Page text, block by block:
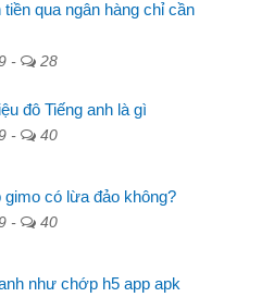
tiền qua ngân hàng chỉ cần
- 28
đô Tiếng anh là gì
- 40
gimo có lừa đảo không?
- 40
như chớp h5 app apk